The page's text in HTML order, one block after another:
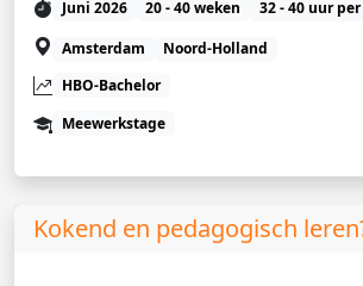
Juni 2026 20 - 40 weken
32 - 40 uur
Amsterdam
Noord-Holland
HBO-Bachelor
Meewerkstage
Kokend en pedagogisch